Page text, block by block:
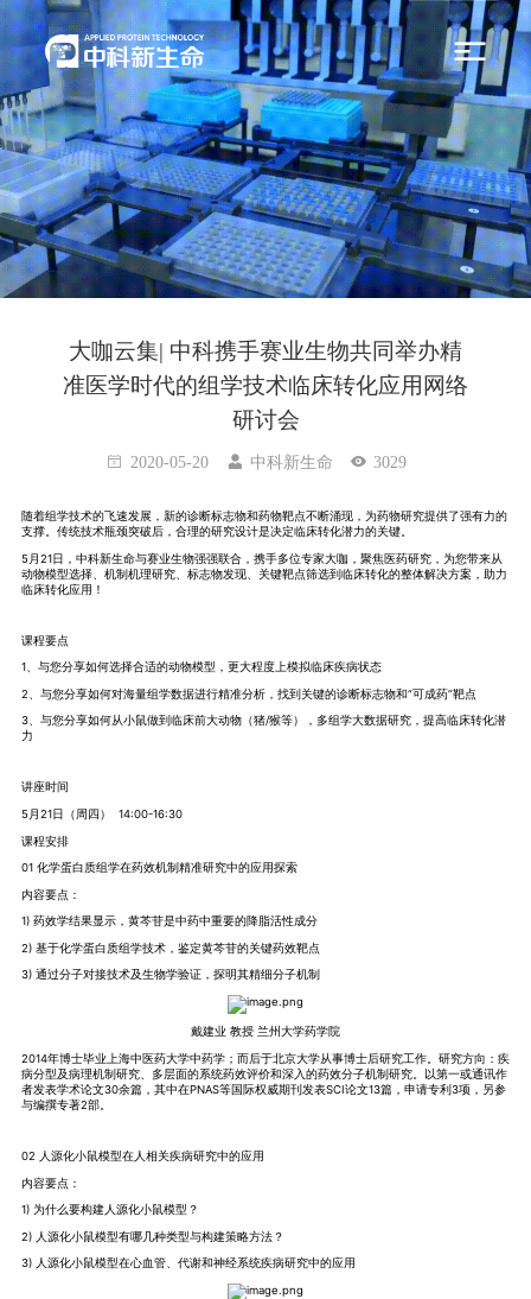
大咖云集| 中科携手赛业生物共同举办精
准医学时代的组学技术临床转化应用网络
研讨会
2020-05-20 中科新生命 3029
随着组学技术的飞速发展，新的诊断标志物和药物靶点不断涌现，为药物研究提供了强有力的
支撑。传统技术瓶颈突破后，合理的研究设计是决定临床转化潜力的关键。
5月21日，中科新生命与赛业生物强强联合，携手多位专家大咖，聚焦医药研究，为您带来从
动物模型选择、机制机理研究、标志物发现、关键靶点筛选到临床转化的整体解决方案，助力
临床转化应用！
课程要点
1、与您分享如何选择合适的动物模型，更大程度上模拟临床疾病状态
2、与您分享如何对海量组学数据进行精准分析，找到关键的诊断标志物和“可成药”靶点
3、与您分享如何从小鼠做到临床前大动物（猪/猴等），多组学大数据研究，提高临床转化潜
力
讲座时间
5月21日（周四） 14:00-16:30
课程安排
01 化学蛋白质组学在药效机制精准研究中的应用探索
内容要点：
1) 药效学结果显示，黄芩苷是中药中重要的降脂活性成分
2) 基于化学蛋白质组学技术，鉴定黄芩苷的关键药效靶点
3) 通过分子对接技术及生物学验证，探明其精细分子机制
戴建业 教授 兰州大学药学院
2014年博士毕业上海中医药大学中药学；而后于北京大学从事博士后研究工作。研究方向：疾
病分型及病理机制研究、多层面的系统药效评价和深入的药效分子机制研究。以第一或通讯作
者发表学术论文30余篇，其中在PNAS等国际权威期刊发表SCI论文13篇，申请专利3项，另参
与编撰专著2部。
02 人源化小鼠模型在人相关疾病研究中的应用
内容要点：
1) 为什么要构建人源化小鼠模型？
2) 人源化小鼠模型有哪几种类型与构建策略方法？
3) 人源化小鼠模型在心血管、代谢和神经系统疾病研究中的应用